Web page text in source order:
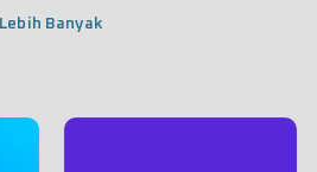
Lebih Banyak